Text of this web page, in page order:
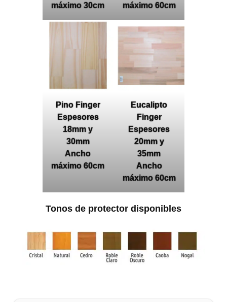
máximo 30cm
máximo 60cm
Pino Finger
Espesores
18mm y
30mm
Ancho
máximo 60cm
Eucalipto
Finger
Espesores
20mm y
35mm
Ancho
máximo 60cm
Tonos de protector disponibles